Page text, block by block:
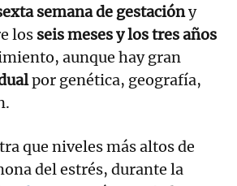
semana de gestacióny
los seis meses y los tres años
aunque hay gran
por genética, geografía,
que niveles más altos de
del estrés, durante la